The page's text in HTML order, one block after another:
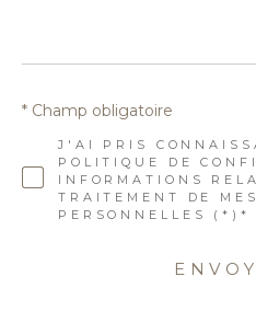
J'AI PRIS
POLITIQUE DE
INFORMATIONS
TRAITEMENT DE
PERSONNELLES (*)*
* Champ obligatoire